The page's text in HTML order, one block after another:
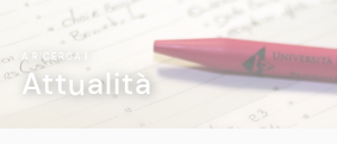
A RICERCA
Attualità